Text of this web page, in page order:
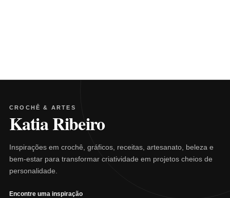
CROCHÊ & ARTES
Katia Ribeiro
Inspirações em crochê, gráficos, receitas, artesanato, beleza e
bem-estar para transformar criatividade em projetos cheios de
personalidade.
Encontre uma inspiração